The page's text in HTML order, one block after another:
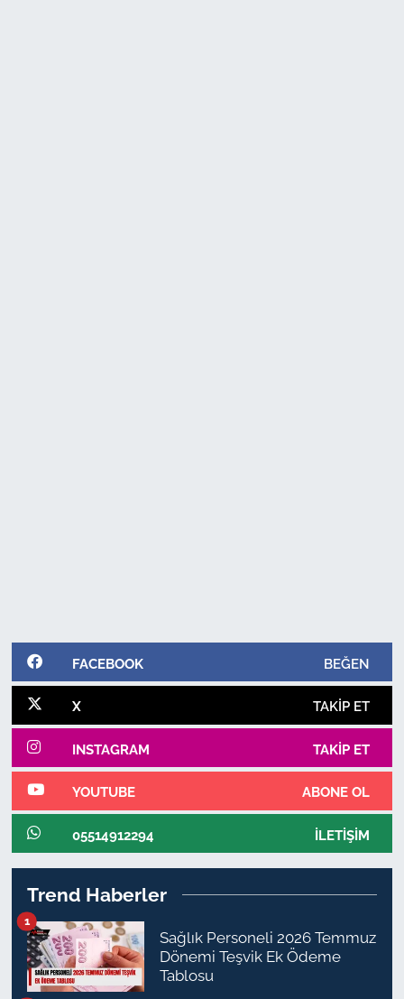
FACEBOOK BEĞEN
X TAKIP ET
INSTAGRAM TAKIP ET
YOUTUBE ABONE OL
05514912294 İLETIŞIM
Trend Haberler
Sağlık Personeli 2026 Temmuz
Dönemi Teşvik Ek Ödeme
Tablosu
1